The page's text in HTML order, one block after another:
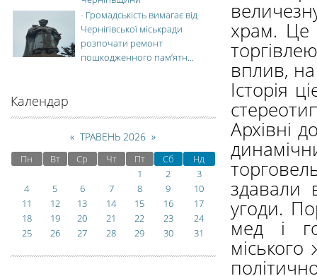
храм. Це
вплив,
Історія
Архівні
здавали
угоди.
мед і
- Громадськість вимагає від
Чернігівської міськради
розпочати ремонт
пошкодженного пам’ятн...
Календар
« ТРАВЕНЬ 2026 »
Пн Вт Ср Чт Пт Сб
Нд
1
2
3
4
5 6 7 8 9
10
11
12 13 14 15 16
17
18
19 20 21 22 23
24
25
26 27 28 29 30 31